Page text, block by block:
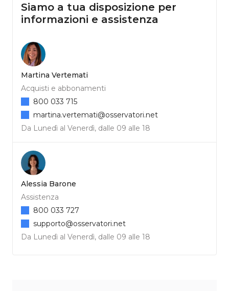
Siamo a tua disposizione per
informazioni e assistenza
Martina Vertemati
Acquisti e abbonamenti
Da Lunedì al Venerdì, dalle 09 alle 18
800 033 715
martina.vertemati@osservatori.net
Alessia Barone
Assistenza
Da Lunedì al Venerdì, dalle 09 alle 18
800 033 727
supporto@osservatori.net